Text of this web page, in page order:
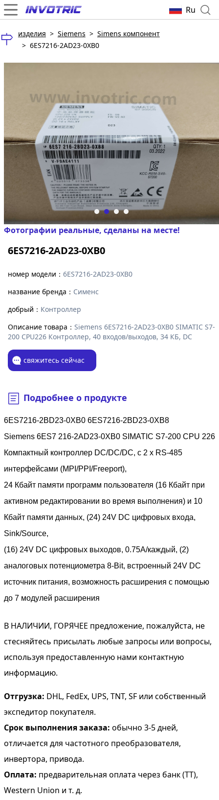
Ru
изделия > Siemens > Simens компонент
> 6ES7216-2AD23-0XB0
Фотографии реальные, сделаны на месте!
6ES7216-2AD23-0XB0
номер модели： 6ES7216-2AD23-0XB0
название бренда： Сименс
добрый： Контроллер
Описание товара： Siemens 6ES7216-2AD23-0XB0 SIMATIC S7-
200 CPU226 Контроллер, 40 входов/выходов, 34 КБ, DC
свяжитесь сейчас
Подробнее о продукте
6ES7216-2BD23-0XB0 6ES7216-2BD23-0XB8
Siemens 6ES7 216-2AD23-0XB0 SIMATIC S7-200 CPU 226
Компактный контроллер DC/DC/DC, с 2 x RS-485
интерфейсами (MPI/PPI/Freeport),
24 Кбайт памяти программ пользователя (16 Кбайт при
активном редактировании во время выполнения) и 10
Кбайт памяти данных, (24) 24V DC цифровых входа,
Sink/Source,
(16) 24V DC цифровых выходов, 0.75A/каждый, (2)
аналоговых потенциометра 8-Bit, встроенный 24V DC
источник питания, возможность расширения с помощью
до 7 модулей расширения
В НАЛИЧИИ, ГОРЯЧЕЕ предложение, пожалуйста, не
стесняйтесь присылать любые запросы или вопросы,
используя предоставленную нами контактную
информацию.
Отгрузка: DHL, FedEx, UPS, TNT, SF или собственный
экспедитор покупателя.
Срок выполнения заказа: обычно 3-5 дней,
отличается для частотного преобразователя,
инвертора, привода.
Оплата: предварительная оплата через банк (TT),
Western Union и т. д.